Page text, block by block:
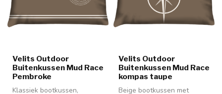
Velits Outdoor
Buitenkussen Mud Race
Pembroke
Klassiek bootkussen,
Velits Outdoor
Buitenkussen Mud Race
kompas taupe
Beige bootkussen met